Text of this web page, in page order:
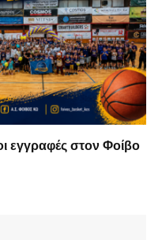
εγγραφές στον Φοίβο